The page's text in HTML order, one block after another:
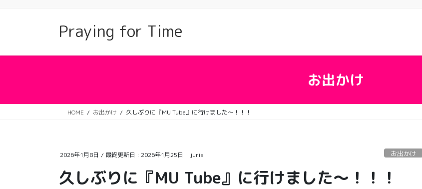
ツ
シ
移
Praying for Time
お出かけ
HOME お出かけ 久しぶりに『MU Tube』に行けました〜！！！
2026年1月8日 / 最終更新日 : 2026年1月25日 juris お出かけ
久しぶりに『MU Tube』に行けました〜！！！